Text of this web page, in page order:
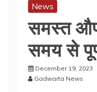
News
समस्त
समय से
December 19, 2023
Gadwarta News